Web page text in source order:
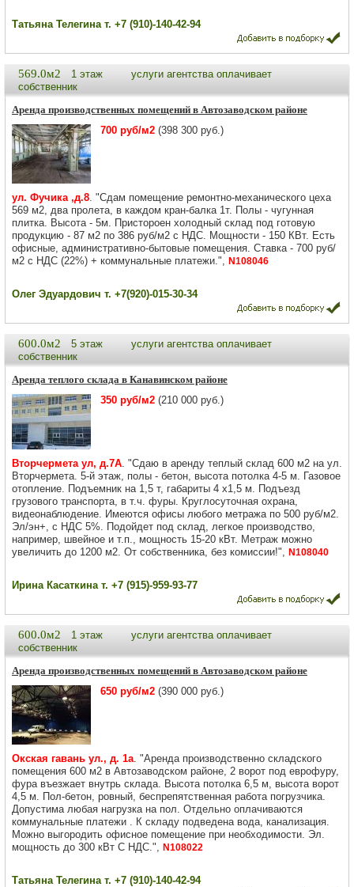
Татьяна Телегина т. +7 (910)-140-42-94
569.0м2 1 этаж
услуги агентства оплачивает
собственник
Аренда производственных помещений в Автозаводском районе
700 руб/м2 (398 300 руб.)
ул. Фучика ,д.8. "Сдам помещение ремонтно-механического цеха
569 м2, два пролета, в каждом кран-балка 1т. Полы - чугунная
плитка. Высота - 5м. Пристороен холодный склад под готовую
продукцию - 87 м2 по 386 руб/м2 с НДС. Мощности - 150 КВт. Есть
офисные, административно-бытовые помещения. Ставка - 700 руб/
м2 с НДС (22%) + коммунальные платежи.", N108046
Олег Эдуардович т. +7(920)-015-30-34
600.0м2 5 этаж
услуги агентства оплачивает
собственник
Аренда теплого склада в Канавинском районе
350 руб/м2 (210 000 руб.)
Вторчермета ул, д.7А. "Сдаю в аренду теплый склад 600 м2 на ул.
Вторчермета. 5-й этаж, полы - бетон, высота потолка 4-5 м. Газовое
отопление. Подъемник на 1,5 т, габариты 4 х1,5 м. Подъезд
грузового транспорта, в т.ч. фуры. Круглосуточная охрана,
видеонаблюдение. Имеются офисы любого метража по 500 руб/м2.
Эл/эн+, с НДС 5%. Подойдет под склад, легкое производство,
например, швейное и т.п., мощность 15-20 кВт. Метраж можно
увеличить до 1200 м2. От собственника, без комиссии!", N108040
Ирина Касаткина т. +7 (915)-959-93-77
600.0м2 1 этаж
услуги агентства оплачивает
собственник
Аренда производственных помещений в Автозаводском районе
650 руб/м2 (390 000 руб.)
Окская гавань ул., д. 1а. "Аренда производственно складского
помещения 600 м2 в Автозаводском районе, 2 ворот под еврофуру,
фура въезжает внутрь склада. Высота потолка 6,5 м, высота ворот
4,5 м. Пол-бетон, ровный, беспрепятственная работа погрузчика.
Допустима любая нагрузка на пол. Отдельно оплачиваются
коммунальные платежи . К складу подведена вода, канализация.
Можно выгородить офисное помещение при необходимости. Эл.
мощность до 300 кВт С НДС.", N108022
Татьяна Телегина т. +7 (910)-140-42-94